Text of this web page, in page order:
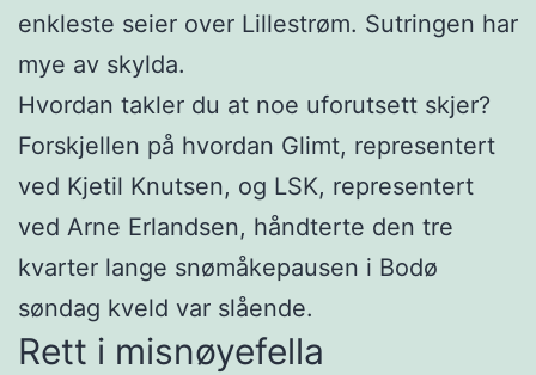
enkleste seier over Lillestrøm. Sutringen har
mye av skylda.
Hvordan takler du at noe uforutsett skjer?
Forskjellen på hvordan Glimt, representert
ved Kjetil Knutsen, og LSK, representert
ved Arne Erlandsen, håndterte den tre
kvarter lange snømåkepausen i Bodø
søndag kveld var slående.
Rett i misnøyefella